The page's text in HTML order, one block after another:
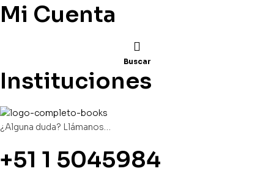
Mi Cuenta
Buscar
Instituciones
¿Alguna duda? Llámanos…
+51 1 5045984